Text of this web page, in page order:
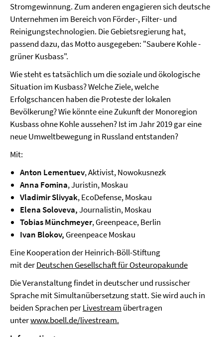
Stromgewinnung. Zum anderen engagieren sich deutsche
Unternehmen im Bereich von Förder-, Filter- und
Reinigungstechnologien. Die Gebietsregierung hat,
passend dazu, das Motto ausgegeben: "Saubere Kohle -
grüner Kusbass".
Wie steht es tatsächlich um die soziale und ökologische
Situation im Kusbass? Welche Ziele, welche
Erfolgschancen haben die Proteste der lokalen
Bevölkerung? Wie könnte eine Zukunft der Monoregion
Kusbass ohne Kohle aussehen? Ist im Jahr 2019 gar eine
neue Umweltbewegung in Russland entstanden?
Mit:
Anton Lementuev, Aktivist, Nowokusnezk
Anna Fomina, Juristin, Moskau
Vladimir Slivyak, EcoDefense, Moskau
Elena Soloveva,Journalistin, Moskau
Tobias Münchmeyer, Greenpeace, Berlin
Ivan Blokov, Greenpeace Moskau
Eine Kooperation der Heinrich-Böll-Stiftung
mit derDeutschen Gesellschaft für Osteuropakunde
Die Veranstaltung findet in deutscher und russischer
Sprache mit Simultanübersetzung statt. Sie wird auch in
beiden Sprachen perLivestream übertragen
unterwww.boell.de/livestream.